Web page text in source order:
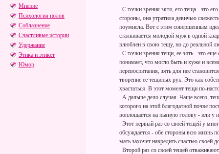
Мнение
Психология полов
Соблазнение
Счастливые истории
Удержание
Этика и этикет
Юмор
С точки зрения зятя, его теща - это
стороны, она утратила девичью
поумнела. Вот с этим совершенным
сталкивается молодой муж в одной
влюблен в свою тещу, но до реальной
С точки зрения тещи, ее зять - это
понимает, что могло быть и хуже и
перевоспитания, зять для нее
творение ее тещиных рук. Это как
хвастаться. В этот момент тещи по-
А дальше дело случая. Чаще всего,
которого на этой благодатной почве
воплощается на пьяную голову - или у
Этот первый раз со своей тещей у
обсуждается - обе стороны всю жизнь
мать захочет навредить счастью своей
Второй раз со своей тещей